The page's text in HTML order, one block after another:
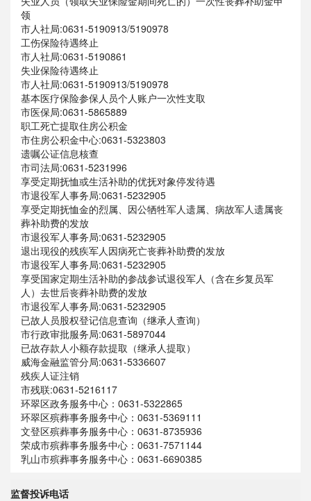
领
市人社局:0631-5190913/5190978
工伤保险待遇终止
市人社局:0631-5190861
失业保险待遇终止
市人社局:0631-5190913/5190978
基本医疗保险参保人员个人账户一次性支取
市医保局:0631-5865889
职工死亡提取住房公积金
市住房公积金中心:0631-5323803
遗嘱公证信息核查
市司法局:0631-5231996
享受定期抚恤或生活补助的优抚对象停发待遇
市退役军人事务局:0631-5232905
享受定期抚恤金的烈属、因公牺牲军人遗属、病故军人遗属丧
葬补助费的发放
市退役军人事务局:0631-5232905
退出现役的残疾军人因病死亡丧葬补助费的发放
市退役军人事务局:0631-5232905
享受国家定期生活补助的参战参试退役军人（含在乡复员军
人）去世后丧葬补助费的发放
市退役军人事务局:0631-5232905
已故人员股权登记信息查询（继承人查询）
市行政审批服务局:0631-5897044
已故存款人小额存款提取（继承人提取）
威海金融监管分局:0631-5336607
残疾人证注销
市残联:0631-5216117
环翠区政务服务中心：0631-5322865
环翠区殡葬事务服务中心：0631-5369111
文登区殡葬事务服务中心：0631-8735936
荣成市殡葬事务服务中心：0631-7571144
乳山市殡葬事务服务中心：0631-6690385
监督投诉电话